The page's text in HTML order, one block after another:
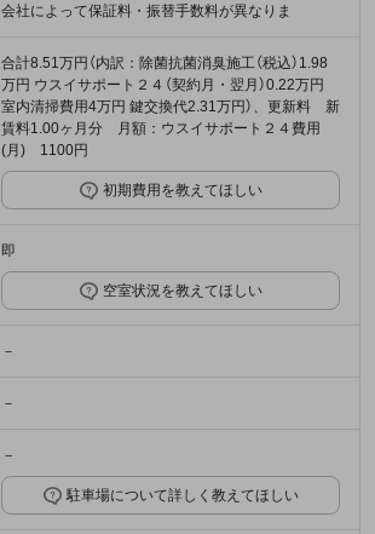
会社によって保証料・振替手数料が異なりま
合計8.51万円（内訳：除菌抗菌消臭施工（税込）1.98
万円 ウスイサポート２４（契約月・翌月）0.22万円
室内清掃費用4万円 鍵交換代2.31万円）、更新料 新
賃料1.00ヶ月分 月額：ウスイサポート２４費用
(月) 1100円
初期費用を教えてほしい
即
空室状況を教えてほしい
－
－
－
駐車場について詳しく教えてほしい